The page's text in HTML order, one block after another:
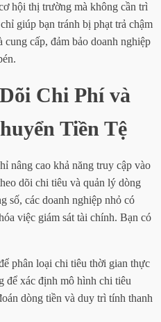
hội thị trường mà không cần trì
giúp bạn tránh bị phạt trả chậm
cấp, đảm bảo doanh nghiệp
Chi Phí và
Tiền Tệ
nâng cao khả năng truy cập vào
dõi chi tiêu và quản lý dòng
số, các doanh nghiệp nhỏ có
việc giám sát tài chính. Bạn có
phân loại chi tiêu thời gian thực
để xác định mô hình chi tiêu
dòng tiền và duy trì tính thanh